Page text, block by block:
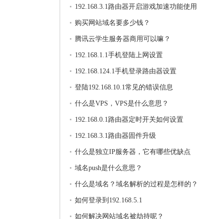
192.168.3.1路由器开启游戏加速功能使用
购买网站域名要多少钱？
腾讯云学生服务器商用可以嘛？
192.168.1.1手机登陆上网设置
192.168.124.1手机登录路由器设置
登陆192.168.10.1常见的错误信息
什么是VPS，VPS是什么意思？
192.168.0.1路由器定时开关如何设置
192.168.3.1路由器固件升级
什么是独立IP服务器，它有哪些优缺点
域名push是什么意思？
什么是域名？域名解析的过程是怎样的？
如何登录到192.168.5.1
如何解决网站域名被劫持呢？